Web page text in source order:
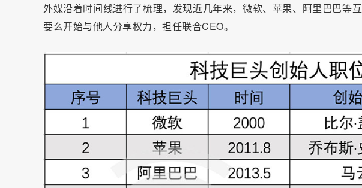
外媒沿着时间线进行了梳理，发现近几年来，微软、苹果、阿里巴巴等
要么开始与他人分享权力，担任联合CEO。